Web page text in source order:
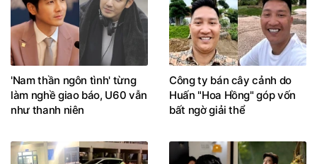
'Nam thần ngôn tình' từng
làm nghề giao báo, U60 vẫn
như thanh niên
Công ty bán cây cảnh do
Huấn "Hoa Hồng" góp vốn
bất ngờ giải thể